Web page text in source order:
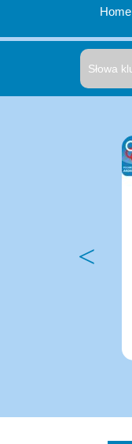
Home